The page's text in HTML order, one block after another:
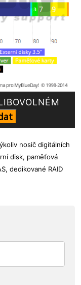
nosič digitálních
disk, paměťová
dedikované RAID